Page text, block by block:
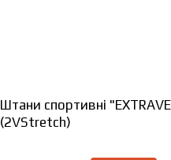
Штани спортивні
(2VStretch)